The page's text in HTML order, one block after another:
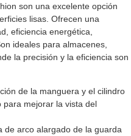
son una excelente opción
lisas. Ofrecen una
eficiencia energética,
ideales para almacenes,
la precisión y la eficiencia son
de la manguera y el cilindro
para mejorar la vista del
de arco alargado de la guarda